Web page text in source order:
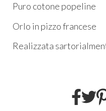
Puro cotone popeline
Orlo in pizzo francese
Realizzata